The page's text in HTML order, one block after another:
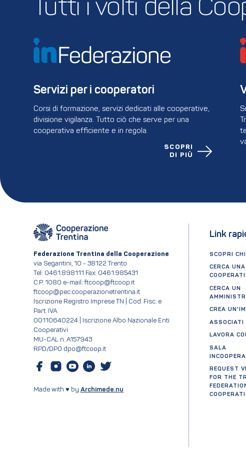
Tutti i volti della
Servizi per i cooperatori
Corsi di formazione, servizi dedicati alle cooperative,
divisione vigilanza. Tutto ciò che serve per una
cooperativa efficiente e in regola.
SCOPRI
DI PIÙ
Federazione Trentina della Cooperazione
via Segantini, 10 - 38122 Trento
Tel: 0461.898111 Fax: 0461.985431
C.P. 1080 e-mail: ftcoop@ftcoop.it
ftcoop@pec.cooperazionetrentina.it
Iscrizione Registro Imprese TN | Cod. Fisc. e
Part. IVA
00110640224 | Iscrizione Albo Nazionale Enti
Cooperativi
MU-CAL n. A157943
RPD/DPO dpo@ftcoop.it
Made with ♥ by Archimede.nu
Link
SCOPRI
CERCA UNA
CERCA UN
CREA
ASSOCIATI
LAVORA
SALA
REQUEST
FOR THE